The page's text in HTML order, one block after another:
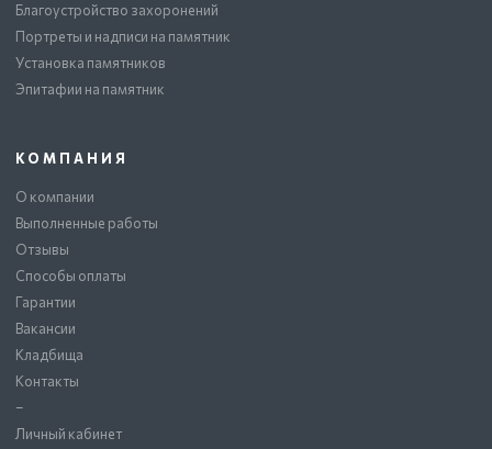
Благоустройство захоронений
Портреты и надписи на памятник
Установка памятников
Эпитафии на памятник
КОМПАНИЯ
О компании
Выполненные работы
Отзывы
Способы оплаты
Гарантии
Вакансии
Кладбища
Контакты
–
Личный кабинет